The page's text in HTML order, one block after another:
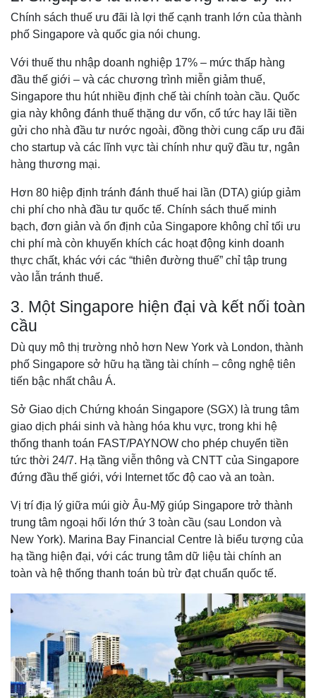
Chính sách thuế ưu đãi là lợi thế cạnh tranh lớn của thành
phố Singapore và quốc gia nói chung.
Với thuế thu nhập doanh nghiệp 17% – mức thấp hàng
đầu thế giới – và các chương trình miễn giảm thuế,
Singapore thu hút nhiều định chế tài chính toàn cầu. Quốc
gia này không đánh thuế thặng dư vốn, cổ tức hay lãi tiền
gửi cho nhà đầu tư nước ngoài, đồng thời cung cấp ưu đãi
cho startup và các lĩnh vực tài chính như quỹ đầu tư, ngân
hàng thương mại.
Hơn 80 hiệp định tránh đánh thuế hai lần (DTA) giúp giảm
chi phí cho nhà đầu tư quốc tế. Chính sách thuế minh
bạch, đơn giản và ổn định của Singapore không chỉ tối ưu
chi phí mà còn khuyến khích các hoạt động kinh doanh
thực chất, khác với các “thiên đường thuế” chỉ tập trung
vào lẫn tránh thuế.
3. Một Singapore hiện đại và kết nối toàn
cầu
Dù quy mô thị trường nhỏ hơn New York và London, thành
phố Singapore sở hữu hạ tầng tài chính – công nghệ tiên
tiến bậc nhất châu Á.
Sở Giao dịch Chứng khoán Singapore (SGX) là trung tâm
giao dịch phái sinh và hàng hóa khu vực, trong khi hệ
thống thanh toán FAST/PAYNOW cho phép chuyển tiền
tức thời 24/7. Hạ tầng viễn thông và CNTT của Singapore
đứng đầu thế giới, với Internet tốc độ cao và an toàn.
Vị trí địa lý giữa múi giờ Âu-Mỹ giúp Singapore trở thành
trung tâm ngoại hối lớn thứ 3 toàn cầu (sau London và
New York). Marina Bay Financial Centre là biểu tượng của
hạ tầng hiện đại, với các trung tâm dữ liệu tài chính an
toàn và hệ thống thanh toán bù trừ đạt chuẩn quốc tế.